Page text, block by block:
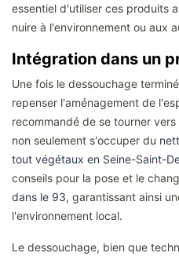
essentiel d'utiliser ces produits
nuire à l'environnement ou aux
Intégration dans un
Une fois le dessouchage
repenser l'aménagement de
recommandé de se tourner
non seulement s'occuper du
tout végétaux en Seine-Saint-
conseils pour la pose et le
dans le 93, garantissant ainsi
l'environnement local.
Le dessouchage, bien que